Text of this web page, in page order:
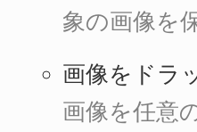
象の画像を
画像をドラ
画像を任意